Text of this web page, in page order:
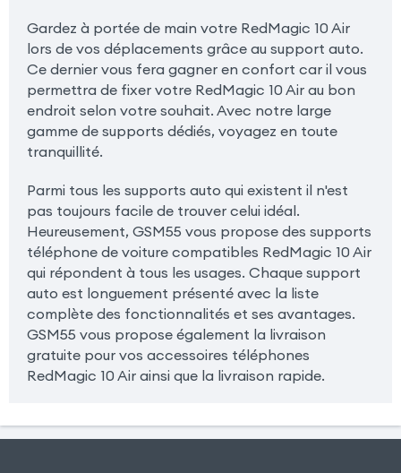
Gardez à portée de main votre RedMagic 10 Air
lors de vos déplacements grâce au support auto.
Ce dernier vous fera gagner en confort car il vous
permettra de fixer votre RedMagic 10 Air au bon
endroit selon votre souhait. Avec notre large
gamme de supports dédiés, voyagez en toute
tranquillité.
Parmi tous les supports auto qui existent il n'est
pas toujours facile de trouver celui idéal.
Heureusement, GSM55 vous propose des supports
téléphone de voiture compatibles RedMagic 10 Air
qui répondent à tous les usages. Chaque support
auto est longuement présenté avec la liste
complète des fonctionnalités et ses avantages.
GSM55 vous propose également la livraison
gratuite pour vos accessoires téléphones
RedMagic 10 Air ainsi que la livraison rapide.